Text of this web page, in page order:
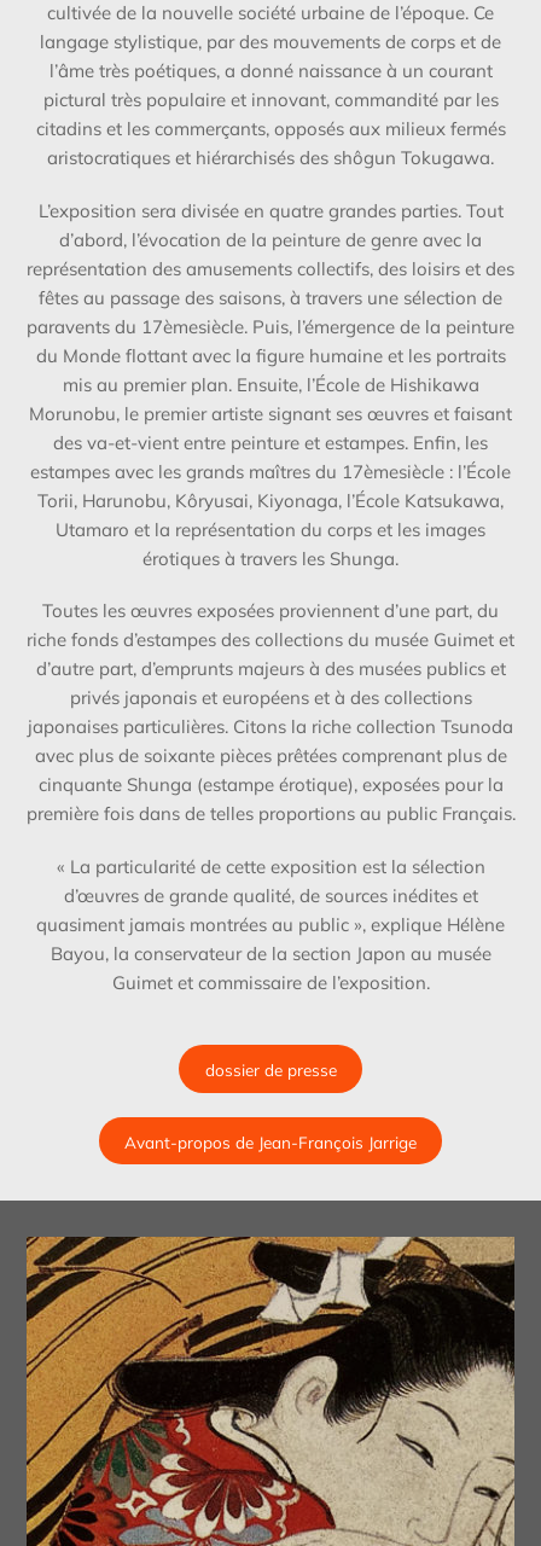
cultivée de la nouvelle société urbaine de l’époque. Ce
langage stylistique, par des mouvements de corps et de
l’âme très poétiques, a donné naissance à un courant
pictural très populaire et innovant, commandité par les
citadins et les commerçants, opposés aux milieux fermés
aristocratiques et hiérarchisés des shôgun Tokugawa.
L’exposition sera divisée en quatre grandes parties. Tout
d’abord, l’évocation de la peinture de genre avec la
représentation des amusements collectifs, des loisirs et des
fêtes au passage des saisons, à travers une sélection de
paravents du 17èmesiècle. Puis, l’émergence de la peinture
du Monde flottant avec la figure humaine et les portraits
mis au premier plan. Ensuite, l’École de Hishikawa
Morunobu, le premier artiste signant ses œuvres et faisant
des va-et-vient entre peinture et estampes. Enfin, les
estampes avec les grands maîtres du 17èmesiècle : l’École
Torii, Harunobu, Kôryusai, Kiyonaga, l’École Katsukawa,
Utamaro et la représentation du corps et les images
érotiques à travers les Shunga.
Toutes les œuvres exposées proviennent d’une part, du
riche fonds d’estampes des collections du musée Guimet et
d’autre part, d’emprunts majeurs à des musées publics et
privés japonais et européens et à des collections
japonaises particulières. Citons la riche collection Tsunoda
avec plus de soixante pièces prêtées comprenant plus de
cinquante Shunga (estampe érotique), exposées pour la
première fois dans de telles proportions au public Français.
« La particularité de cette exposition est la sélection
d’œuvres de grande qualité, de sources inédites et
quasiment jamais montrées au public », explique Hélène
Bayou, la conservateur de la section Japon au musée
Guimet et commissaire de l’exposition.
dossier de presse
Avant-propos de Jean-François Jarrige